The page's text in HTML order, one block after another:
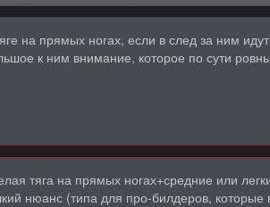
на прямых ногах, если в след за ним
к ним внимание, которое по сути
тяга на прямых ногах+средние или
нюанс (типа для про-билдеров, которые